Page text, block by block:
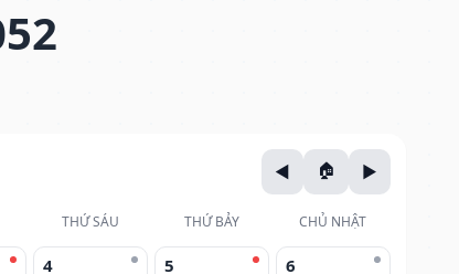
THỨ SÁU THỨ BẢY CHỦ NHẬT
4 5 6